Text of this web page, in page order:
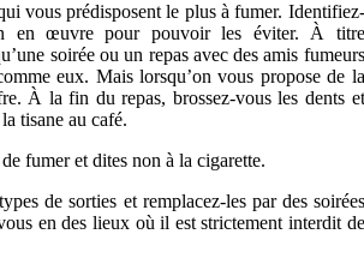
vous prédisposent le plus à fumer. Identifiez-
en œuvre pour pouvoir les éviter. À titre
soirée ou un repas avec des amis fumeurs
eux. Mais lorsqu’on vous propose de la
À la fin du repas, brossez-vous les dents et
tisane au café.
de sorties et remplacez-les par des soirées
en des lieux où il est strictement interdit de